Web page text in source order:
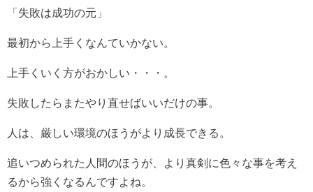
「失敗は成功の元」
最初から上手くなんていかない。
上手くいく方がおかしい・・・。
失敗したらまたやり直せばいいだけの事。
人は、厳しい環境のほうがより成長できる。
追いつめられた人間のほうが、より真剣に色々な事を考え
るから強くなるんですよね。